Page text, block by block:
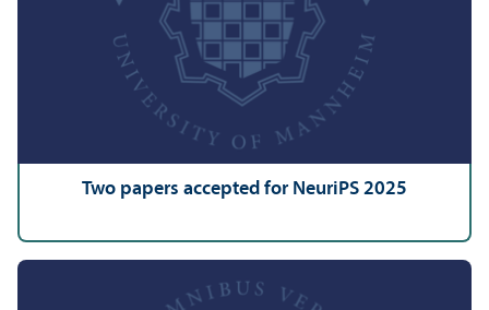
Two papers accepted for NeuriPS 2025